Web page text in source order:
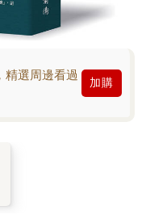
選周邊看過
加購